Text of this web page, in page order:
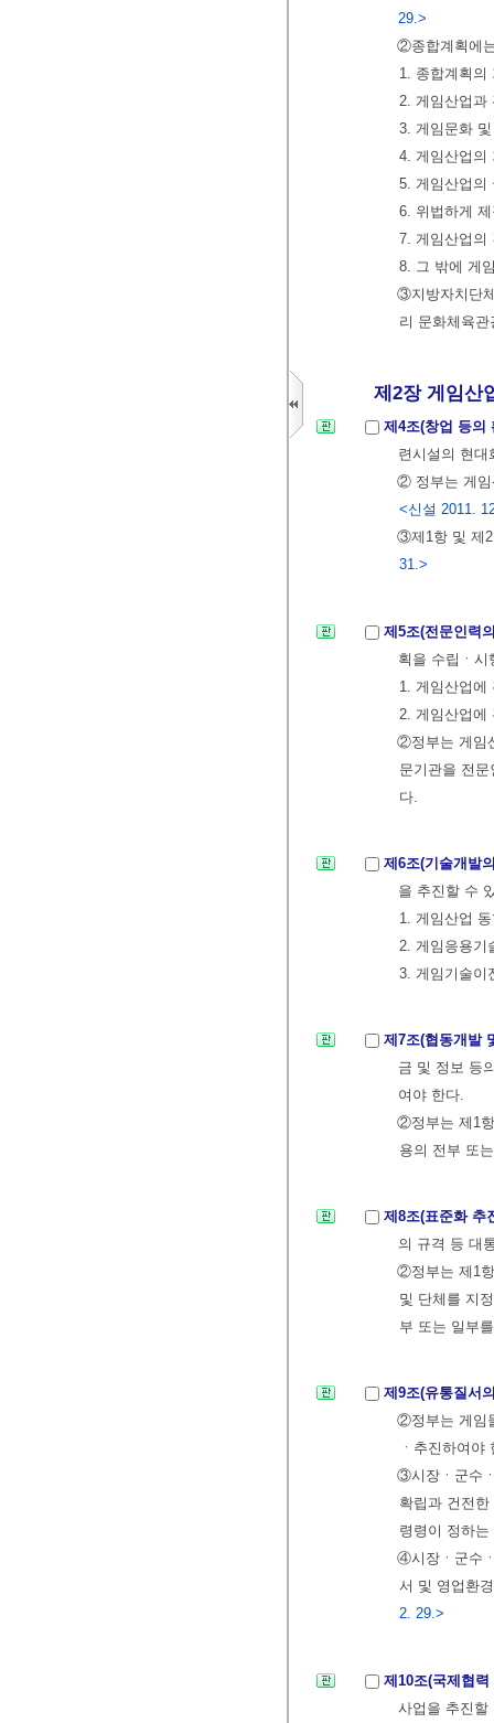
29.>
②종합계획에
1. 종합계획의
2. 게임산업과
3. 게임문화
4. 게임산업의
5. 게임산업의
6. 위법하게
7. 게임산업의
8. 그 밖에 게
③지방자치단
리 문화체육
제2장 게임산
제4조(창업 등의
련시설의 현
② 정부는 게임
<신설 2011.
③제1항 및 제2
31.>
제5조(전문인력
획을 수립ㆍ시
1. 게임산업에
2. 게임산업에
②정부는 게임
문기관을 전
다.
제6조(기술개발
을 추진할 수
1. 게임산업
2. 게임응용기
3. 게임기술이
제7조(협동개발
금 및 정보 등
여야 한다.
②정부는 제1
용의 전부 또
제8조(표준화 추
의 규격 등 대
②정부는 제1
및 단체를 지
부 또는 일부
제9조(유통질서
②정부는 게임
ㆍ추진하여야
③시장ㆍ군수
확립과 건전
령령이 정하
④시장ㆍ군수
서 및 영업환
2. 29.>
제10조(국제협
사업을 추진할